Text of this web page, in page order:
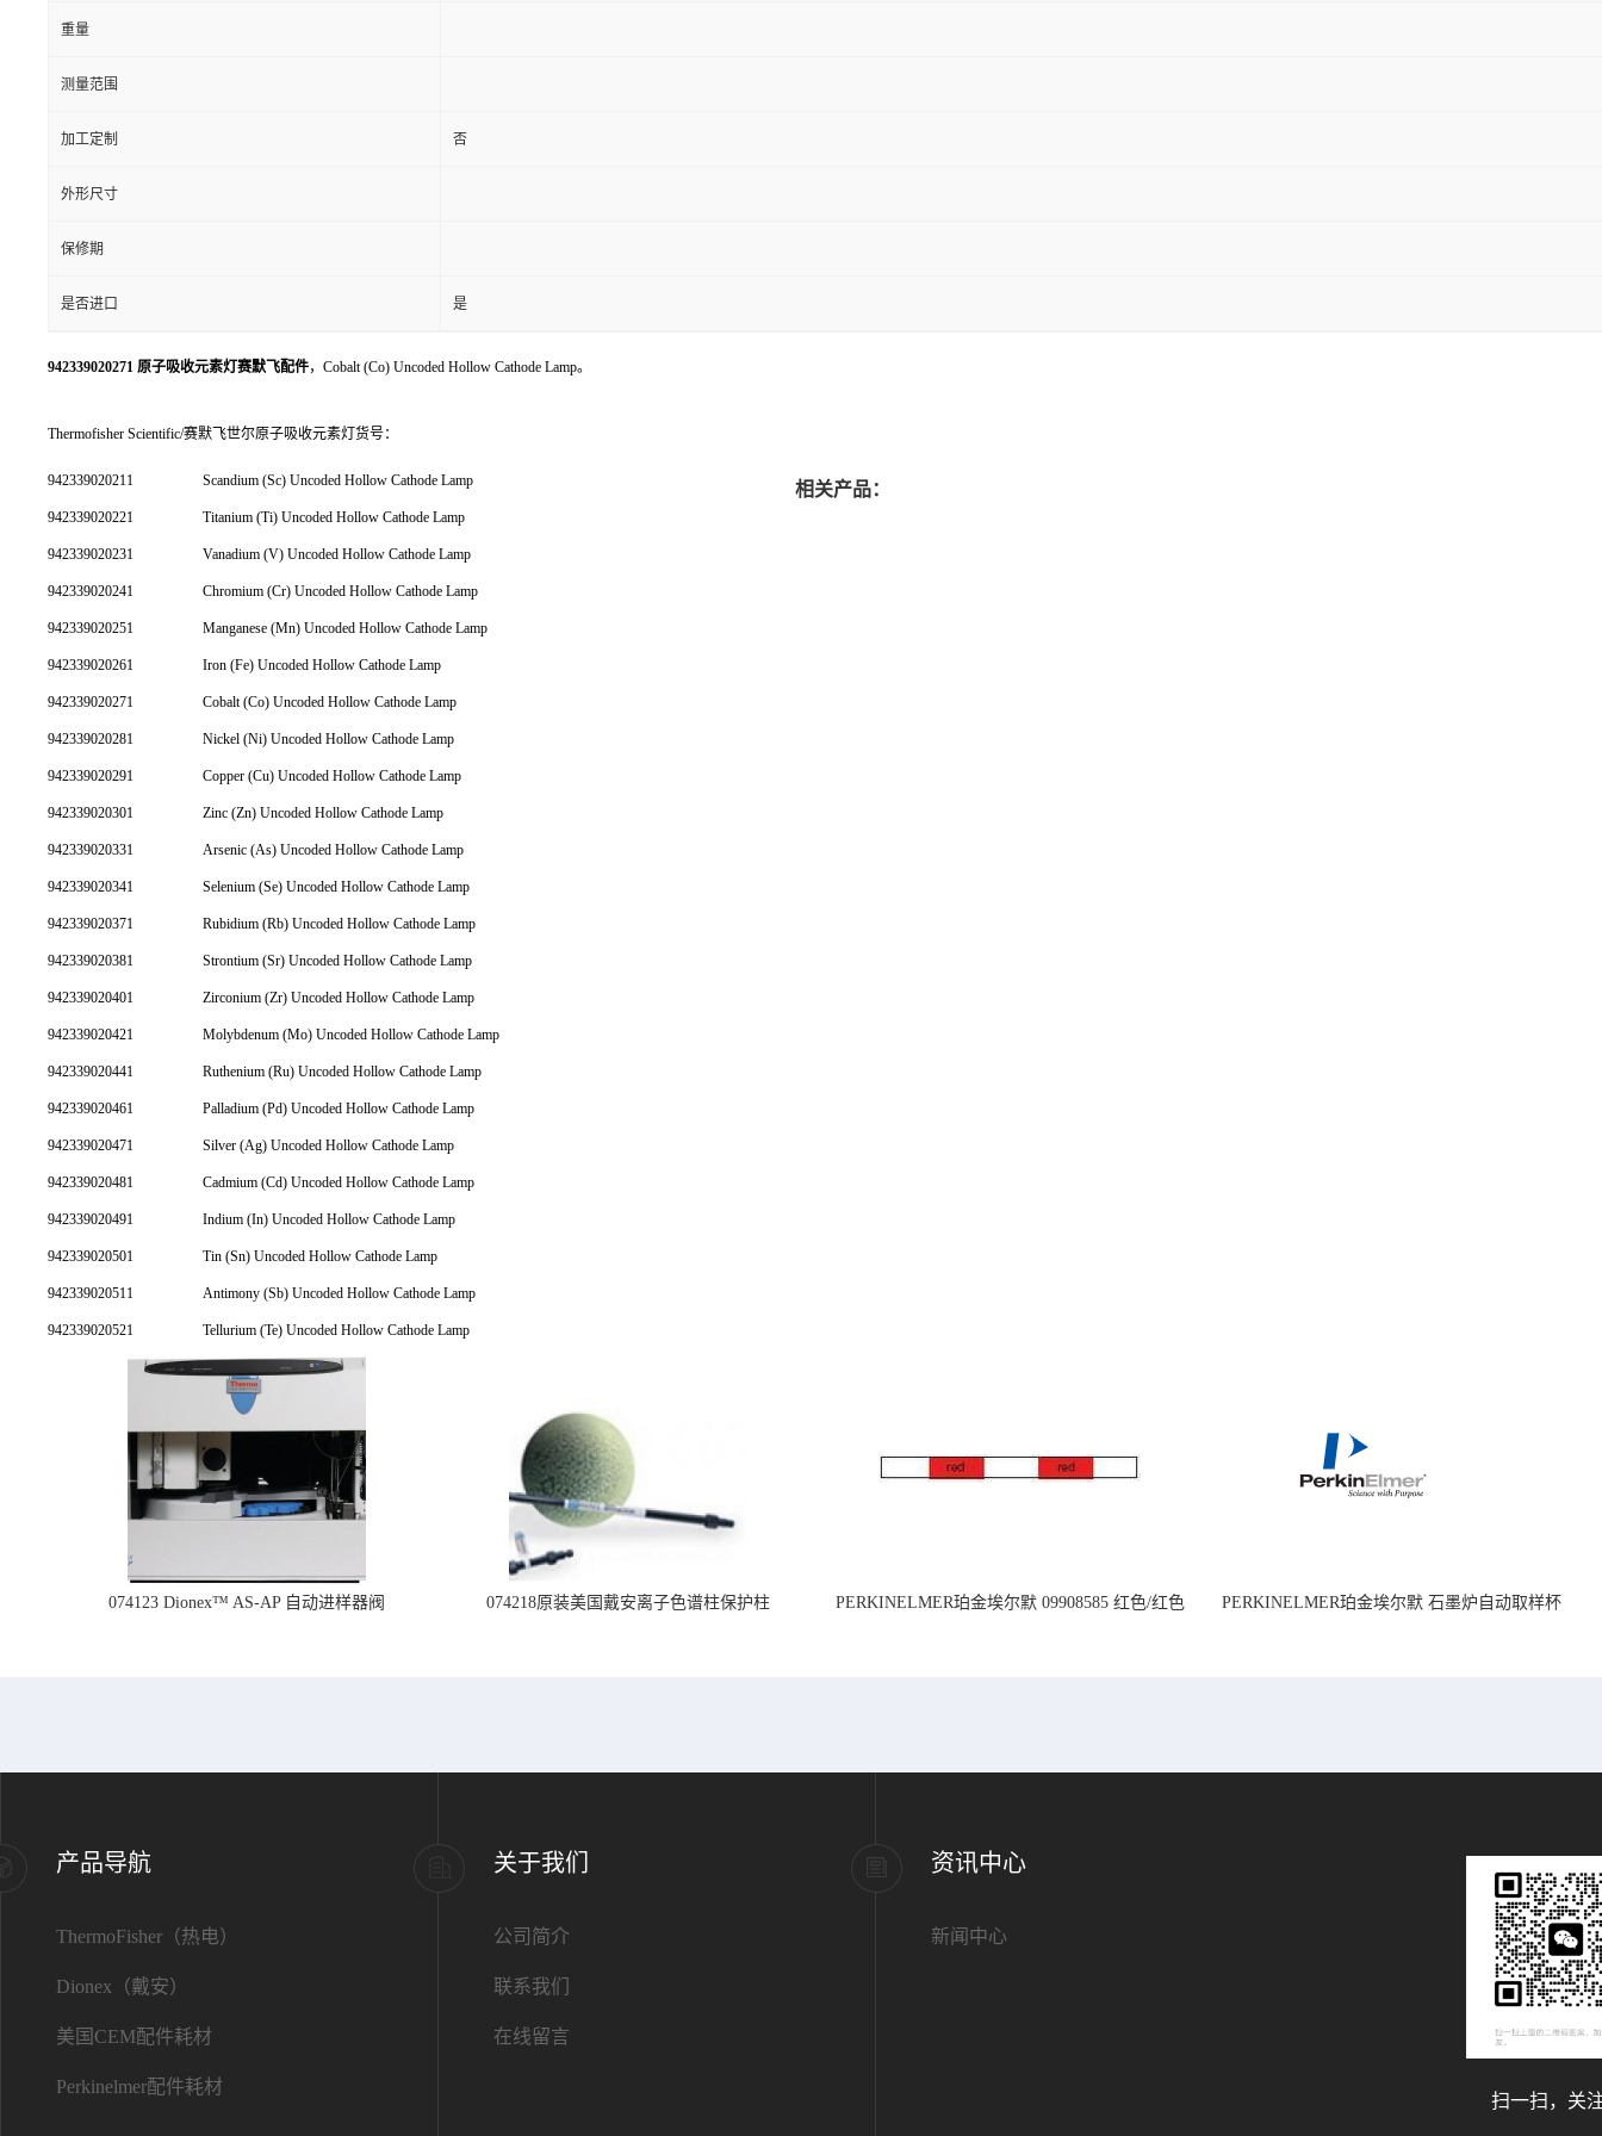
重量
测量范围
加工定制 否
外形尺寸
保修期
是否进口 是
942339020271 原子吸收元素灯赛默飞配件，Cobalt (Co) Uncoded Hollow Cathode Lamp。
Thermofisher Scientific/赛默飞世尔原子吸收元素灯货号：
942339020211 Scandium (Sc) Uncoded Hollow Cathode Lamp
942339020221 Titanium (Ti) Uncoded Hollow Cathode Lamp
942339020231 Vanadium (V) Uncoded Hollow Cathode Lamp
942339020241 Chromium (Cr) Uncoded Hollow Cathode Lamp
942339020251 Manganese (Mn) Uncoded Hollow Cathode Lamp
942339020261 Iron (Fe) Uncoded Hollow Cathode Lamp
942339020271 Cobalt (Co) Uncoded Hollow Cathode Lamp
942339020281 Nickel (Ni) Uncoded Hollow Cathode Lamp
942339020291 Copper (Cu) Uncoded Hollow Cathode Lamp
942339020301 Zinc (Zn) Uncoded Hollow Cathode Lamp
942339020331 Arsenic (As) Uncoded Hollow Cathode Lamp
942339020341 Selenium (Se) Uncoded Hollow Cathode Lamp
942339020371 Rubidium (Rb) Uncoded Hollow Cathode Lamp
942339020381 Strontium (Sr) Uncoded Hollow Cathode Lamp
942339020401 Zirconium (Zr) Uncoded Hollow Cathode Lamp
942339020421 Molybdenum (Mo) Uncoded Hollow Cathode Lamp
942339020441 Ruthenium (Ru) Uncoded Hollow Cathode Lamp
942339020461 Palladium (Pd) Uncoded Hollow Cathode Lamp
942339020471 Silver (Ag) Uncoded Hollow Cathode Lamp
942339020481 Cadmium (Cd) Uncoded Hollow Cathode Lamp
942339020491 Indium (In) Uncoded Hollow Cathode Lamp
942339020501 Tin (Sn) Uncoded Hollow Cathode Lamp
942339020511 Antimony (Sb) Uncoded Hollow Cathode Lamp
942339020521 Tellurium (Te) Uncoded Hollow Cathode Lamp
相关产品：
074123 Dionex™ AS-AP 自动进样器阀 074218原装美国戴安离子色谱柱保护柱
PERKINELMER珀金埃尔默 09908585 红色/红色
PERKINELMER珀金埃尔默 石墨炉自动取样杯
产品导航
ThermoFisher（热电）
Dionex（戴安）
美国CEM配件耗材
Perkinelmer配件耗材
关于我们
公司简介
联系我们
在线留言
资讯中心
新闻中心
扫一扫，关